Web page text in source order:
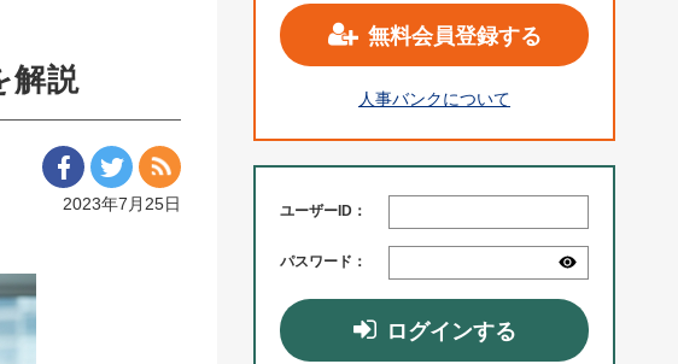
解説
2023年7月25日
無料会員登録する
人事バンクについて
ユーザーID：
パスワード：
ログインする